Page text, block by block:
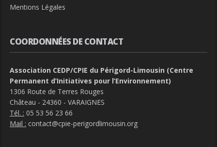
Mentions Légales
COORDONNÉES DE CONTACT
Association CEDP/CPIE du Périgord-Limousin (Centre
Permanent d’Initiatives pour l’Environnement)
1306 Route de Terres Rouges
Château - 24360 - VARAIGNES
Tél. : 05 53 56 23 66
Mail : contact@cpie-perigordlimousin.org